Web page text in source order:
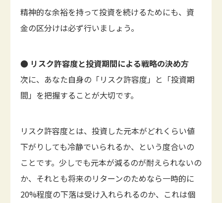
精神的な余裕を持って投資を続けるためにも、資
金の区分けは必ず行いましょう。
● リスク許容度と投資期間による戦略の決め方
次に、あなた自身の「リスク許容度」と「投資期
間」を把握することが大切です。
リスク許容度とは、投資した元本がどれくらい値
下がりしても冷静でいられるか、という度合いの
ことです。少しでも元本が減るのが耐えられないの
か、それとも将来のリターンのためなら一時的に
20%程度の下落は受け入れられるのか、これは個